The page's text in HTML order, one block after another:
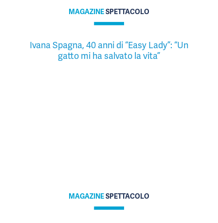
MAGAZINESPETTACOLO
Ivana Spagna, 40 anni di “Easy Lady”: “Un
gatto mi ha salvato la vita”
MAGAZINESPETTACOLO